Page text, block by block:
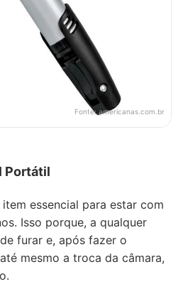
Fonte: americanas.com.br
Portátil
essencial para estar com
Isso porque, a qualquer
furar e, após fazer o
mesmo a troca da câmara,